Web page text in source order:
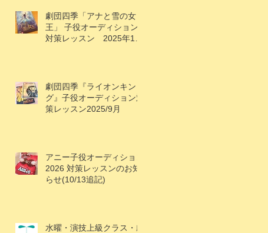
劇団四季「アナと雪の女
王」 子役オーディション
対策レッスン 2025年10
劇団四季『ライオンキン
グ』子役オーディション対
策レッスン2025/9月
アニー子役オーディション
2026 対策レッスンのお知
らせ(10/13追記)
水曜・演技上級クラス・劇